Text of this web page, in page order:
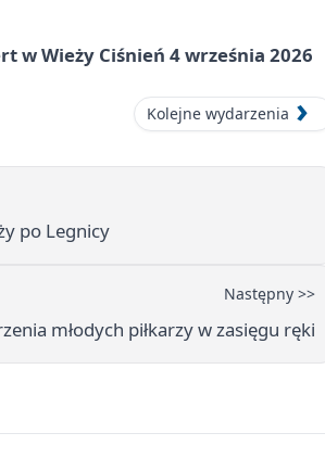
w Wieży Ciśnień 4 września 2026
Kolejne wydarzenia
po Legnicy
Następny >>
młodych piłkarzy w zasięgu ręki